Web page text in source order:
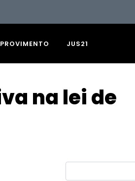
PROVIMENTO JUS21
na lei de